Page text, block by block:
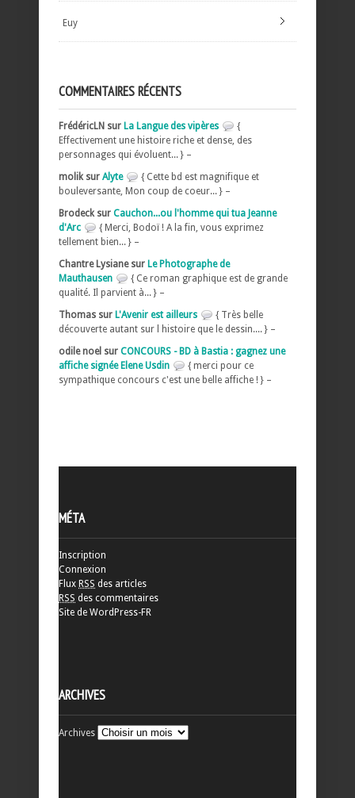
Euy
COMMENTAIRES RÉCENTS
FrédéricLN sur La Langue des vipères
{
Effectivement une histoire riche et dense, des
personnages qui évoluent... } –
molik sur Alyte
{ Cette bd est magnifique et
bouleversante, Mon coup de coeur... } –
Brodeck sur Cauchon...ou l'homme qui tua Jeanne
d'Arc
{ Merci, Bodoï ! A la fin, vous exprimez
tellement bien... } –
Chantre Lysiane sur Le Photographe de
Mauthausen
{ Ce roman graphique est de grande
qualité. Il parvient à... } –
Thomas sur L'Avenir est ailleurs
{ Très belle
découverte autant sur l histoire que le dessin.... } –
odile noel sur CONCOURS - BD à Bastia : gagnez une
affiche signée Elene Usdin
{ merci pour ce
sympathique concours c'est une belle affiche ! } –
MÉTA
Inscription
Connexion
Flux RSS des articles
RSS des commentaires
Site de WordPress-FR
ARCHIVES
Archives